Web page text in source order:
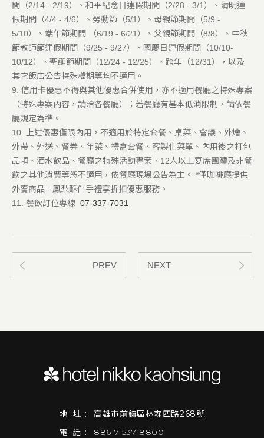
間（2/14 - 2/19） 、和平紀念日連假期間（2/28 - 3/1 ）、清明連
假期間（4/4 - 4/6）、勞動節（5/1 ）、母親節期間（5/9 -
5/10）、端午節期間 （6/19 - 6/21） 、父親節期間（8/8）、中秋
節教師節連假期間（9/25 - 9/27）、國慶日連假期間（10/10-
10/12）、聖誕節期間（12/24 - 12/25）、跨年（12/31 ），以及
其它飯店公告特殊檔期等均不適用。
9. 信用卡優惠不得與其他優惠合併使用，亦不適用餐廳之特殊專案
（特殊專案內容，請洽各餐廳）；若餐廳有基本低消限制，請依餐
廳規定為準。
10.
上述優惠僅限內用，不適用於特定套餐、桌菜、會議、外燴、
外帶、外送、餐券、年菜、禮盒套餐、客製化菜單、內用後之打包
品項、酒水飲品、餐廳之特殊活動專案、 12人以上宴席團體及非餐
飲之其他消費等恕不適用，依餐廳現場公告為主。 *僅咖啡廳提供
外賣商品 - 鳳梨酥伴手禮享折扣優惠服務。
11. 餐飲訂位專線 07-337-7031
PREV NEXT
地址:
高雄市前鎮區林森四路268號
電話:
886 7 537 8800